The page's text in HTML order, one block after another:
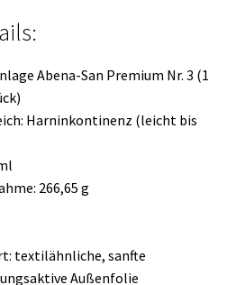
Abena-San Premium Nr. 3 (1
Harninkontinenz (leicht bis
266,65 g
textilähnliche, sanfte
Außenfolie